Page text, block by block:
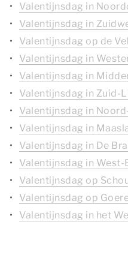
Valentijnsdag in
Valentijnsdag in
Valentijnsdag op de
Valentijnsdag in
Valentijnsdag in
Valentijnsdag in Zuid-
Valentijnsdag in
Valentijnsdag in
Valentijnsdag in De
Valentijnsdag in West-
Valentijnsdag op
Valentijnsdag op
Valentijnsdag in het